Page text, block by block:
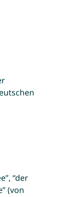
“der
(von